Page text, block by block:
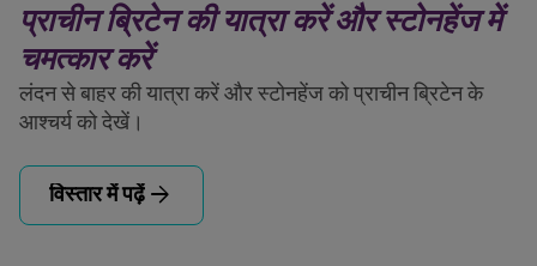
प्राचीन ब्रिटेन की यात्रा करें और स्टोनहेंज में
चमत्कार करें
लंदन से बाहर की यात्रा करें और स्टोनहेंज को प्राचीन ब्रिटेन के
आश्चर्य को देखें।
विस्तार में पढ़ें arrow_forward